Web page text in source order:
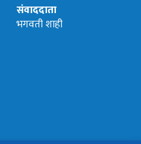
संवाददाता
भगवती शाही